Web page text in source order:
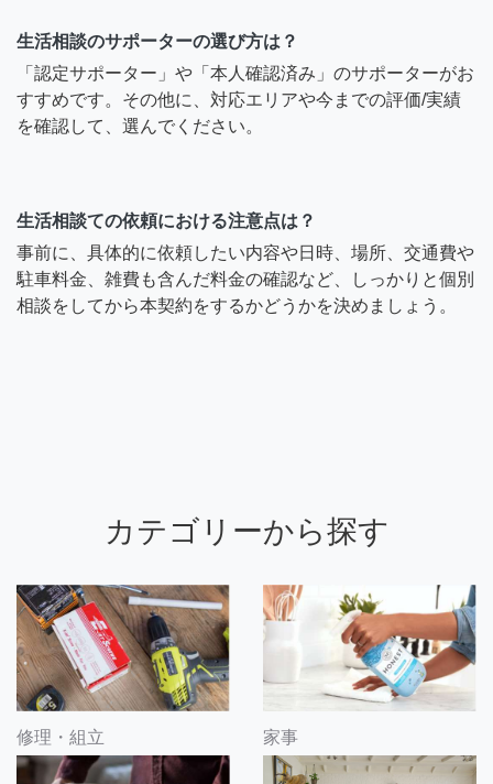
生活相談のサポーターの選び方は？
「認定サポーター」や「本人確認済み」のサポーターがお
すすめです。その他に、対応エリアや今までの評価/実績
を確認して、選んでください。
生活相談ての依頼における注意点は？
事前に、具体的に依頼したい内容や日時、場所、交通費や
駐車料金、雑費も含んだ料金の確認など、しっかりと個別
相談をしてから本契約をするかどうかを決めましょう。
カテゴリーから探す
修理・組立 家事